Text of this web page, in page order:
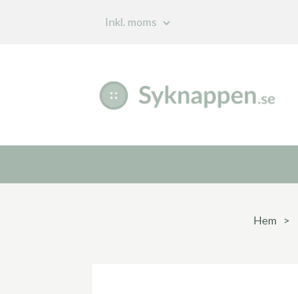
Inkl. moms
Hem